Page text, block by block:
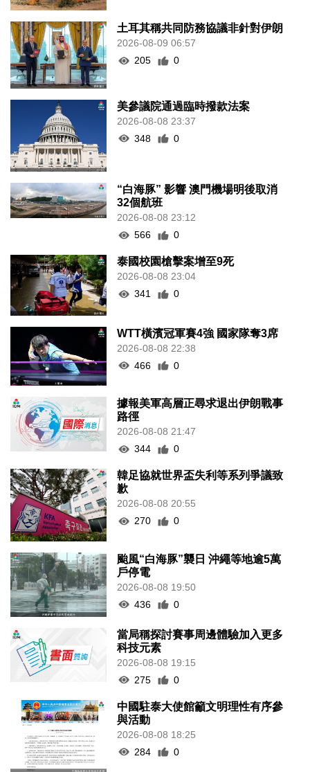
土耳其稱共同防務協議非針對伊朗
2026-08-09 06:57
205
0
美參議院通過臨時撥款法案
2026-08-08 23:37
348
0
“白海豚” 影響 澳門機場明後取消
32個航班
2026-08-08 23:12
566
0
泰國校園槍擊案增至9死
2026-08-08 23:04
341
0
WTT橫濱冠軍賽4強 國家隊奪3席
2026-08-08 22:38
466
0
據報美軍高層正尋求退出伊朗戰事
路徑
2026-08-08 21:47
344
0
韓足協就世界盃失利等系列爭議致
歉
2026-08-08 20:55
270
0
颱風“白海豚”襲日 沖繩等地逾5萬
戶停電
2026-08-08 19:50
436
0
當局稱探討賽事周邊體驗加入更多
科技元素
2026-08-08 19:15
275
0
中國駐泰大使館籲文明理性有序參
與活動
2026-08-08 18:25
284
0